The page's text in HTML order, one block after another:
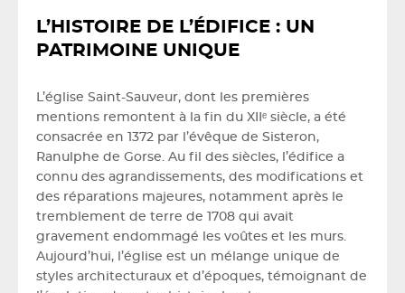
L’HISTOIRE DE L’ÉDIFICE : UN
PATRIMOINE UNIQUE
L’église Saint-Sauveur, dont les premières
mentions remontent à la fin du XIIᵉ siècle, a été
consacrée en 1372 par l’évêque de Sisteron,
Ranulphe de Gorse. Au fil des siècles, l’édifice a
connu des agrandissements, des modifications et
des réparations majeures, notamment après le
tremblement de terre de 1708 qui avait
gravement endommagé les voûtes et les murs.
Aujourd’hui, l’église est un mélange unique de
styles architecturaux et d’époques, témoignant de